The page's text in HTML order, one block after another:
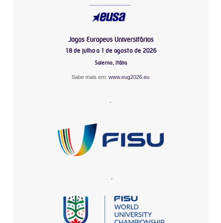
Jogos Europeus Universitários
18 de julho a 1 de agosto de 2026
Salerno, Itália
Sabe mais em: www.eug2026.eu
-
-